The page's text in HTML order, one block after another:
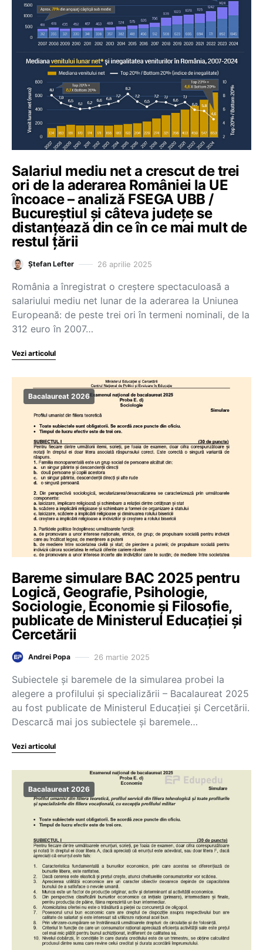
Salariul mediu net a crescut de trei
ori de la aderarea României la UE
încoace – analiză FSEGA UBB /
Bucureștiul și câteva județe se
distanțează din ce în ce mai mult de
restul țării
Ștefan Lefter 26 aprilie 2025
România a înregistrat o creștere spectaculoasă a
salariului mediu net lunar de la aderarea la Uniunea
Europeană: de peste trei ori în termeni nominali, de la
312 euro în 2007…
Vezi articolul
Bacalaureat 2026
Bareme simulare BAC 2025 pentru
Logică, Geografie, Psihologie,
Sociologie, Economie și Filosofie,
publicate de Ministerul Educației și
Cercetării
Andrei Popa 26 martie 2025
Subiectele și baremele de la simularea probei la
alegere a profilului și specializării – Bacalaureat 2025
au fost publicate de Ministerul Educației și Cercetării.
Descarcă mai jos subiectele și baremele…
Vezi articolul
Bacalaureat 2026